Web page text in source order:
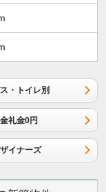
・トイレ別
礼金0円
イナーズ